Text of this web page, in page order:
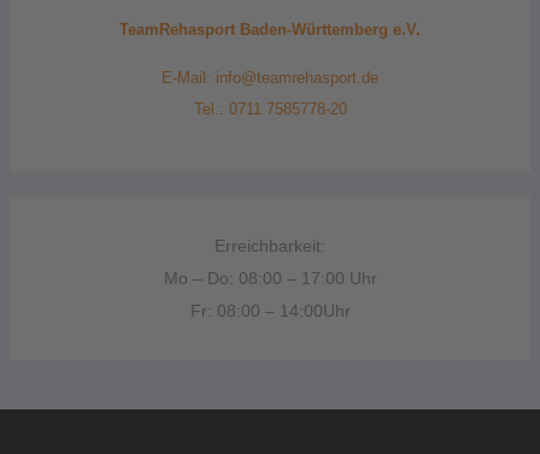
TeamRehasport Baden-Württemberg e.V.
E-Mail: info@teamrehasport.de
Tel.: 0711 7585778-20
Erreichbarkeit:
Mo – Do: 08:00 – 17:00 Uhr
Fr: 08:00 – 14:00Uhr